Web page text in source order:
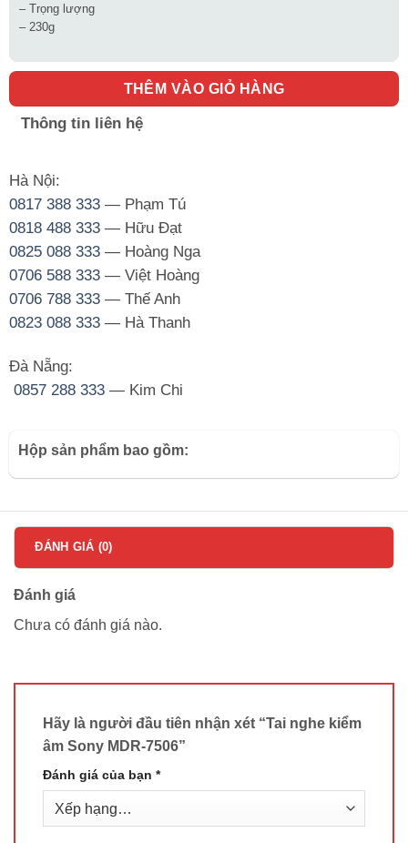
– Trọng lượng
– 230g
THÊM VÀO GIỎ HÀNG
Thông tin liên hệ
Hà Nội:
0817 388 333— Phạm Tú
0818 488 333— Hữu Đạt
0825 088 333— Hoàng Nga
0706 588 333— Việt Hoàng
0706 788 333— Thế Anh
0823 088 333— Hà Thanh
Đà Nẵng:
0857 288 333— Kim Chi
Hộp sản phẩm bao gồm:
ĐÁNH GIÁ (0)
Đánh giá
Chưa có đánh giá nào.
Hãy là người đầu tiên nhận xét “Tai nghe kiểm
âm Sony MDR-7506”
Đánh giá của bạn *